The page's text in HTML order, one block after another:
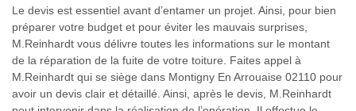
Le devis est essentiel avant d’entamer un projet. Ainsi, pour bien
préparer votre budget et pour éviter les mauvais surprises,
M.Reinhardt vous délivre toutes les informations sur le montant
de la réparation de la fuite de votre toiture. Faites appel à
M.Reinhardt qui se siège dans Montigny En Arrouaise 02110 pour
avoir un devis clair et détaillé. Ainsi, après le devis, M.Reinhardt